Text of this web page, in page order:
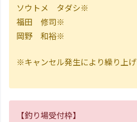
ソウトメ タダシ※
福田 修司※
岡野 和裕※
※キャンセル発生により繰り上げ
【釣り場受付枠】